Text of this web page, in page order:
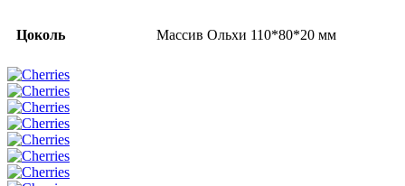
Цоколь Массив Ольхи 110*80*20 мм